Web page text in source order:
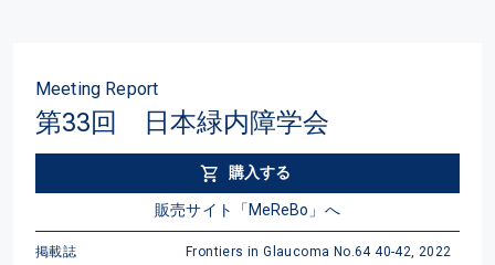
Meeting Report
第33回 日本緑内障学会
購入する
販売サイト「MeReBo」へ
掲載誌
Frontiers in Glaucoma No.64 40-42, 2022